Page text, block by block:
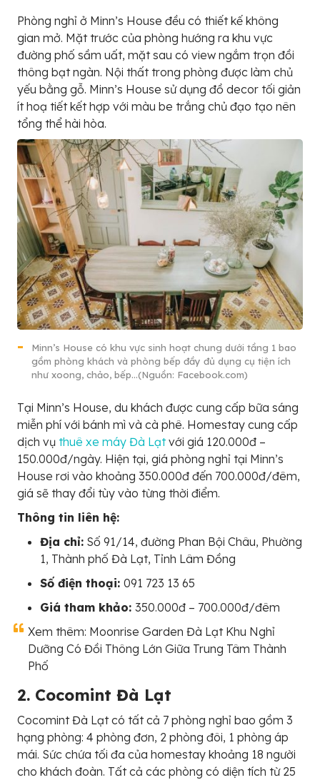
Phòng nghỉ ở Minn’s House đều có thiết kế không
gian mở. Mặt trước của phòng hướng ra khu vực
đường phố sầm uất, mặt sau có view ngắm trọn đồi
thông bạt ngàn. Nội thất trong phòng được làm chủ
yếu bằng gỗ. Minn’s House sử dụng đồ decor tối giản
ít hoạ tiết kết hợp với màu be trắng chủ đạo tạo nên
tổng thể hài hòa.
Minn’s House có khu vực sinh hoạt chung dưới tầng 1 bao
gồm phòng khách và phòng bếp đầy đủ dụng cụ tiện ích
như xoong, chảo, bếp…(Nguồn: Facebook.com)
Tại Minn’s House, du khách được cung cấp bữa sáng
miễn phí với bánh mì và cà phê. Homestay cung cấp
dịch vụ thuê xe máy Đà Lạtvới giá 120.000đ –
150.000đ/ngày. Hiện tại, giá phòng nghỉ tại Minn’s
House rơi vào khoảng 350.000đ đến 700.000đ/đêm,
giá sẽ thay đổi tùy vào từng thời điểm.
Thông tin liên hệ:
Địa chỉ: Số 91/14, đường Phan Bội Châu, Phường
1, Thành phố Đà Lạt, Tỉnh Lâm Đồng
Số điện thoại: 091 723 13 65
Giá tham khảo: 350.000đ – 700.000đ/đêm
Xem thêm: Moonrise Garden Đà Lạt Khu Nghỉ
Dưỡng Có Đồi Thông Lớn Giữa Trung Tâm Thành
Phố
2. Cocomint Đà Lạt
Cocomint Đà Lạt có tất cả 7 phòng nghỉ bao gồm 3
hạng phòng: 4 phòng đơn, 2 phòng đôi, 1 phòng áp
mái. Sức chứa tối đa của homestay khoảng 18 người
cho khách đoàn. Tất cả các phòng có diện tích từ 25